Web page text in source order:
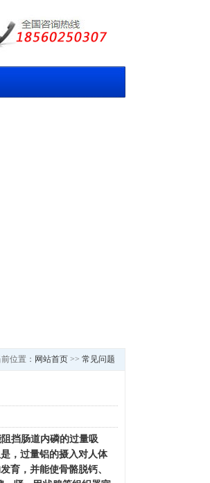
位置： 网站首页 >> 常见问题
挡肠道内磷的过量吸
，过量铝的摄入对人体
育，并能使骨骼脱钙、